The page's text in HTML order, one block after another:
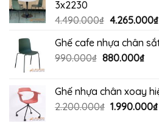
3x2230
4.490.000₫ Giá
là:
4.490.000₫.
4.265.000₫
Ghế cafe nhựa chân
990.000₫ Giá
990.000₫.
880.000₫Giá
là:
Ghế nhựa chân xoay
2.200.000₫ Giá
1.990.000₫